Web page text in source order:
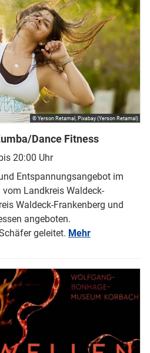
Dance Fitness
20:00 Uhr
Entspannungsangebot im
Landkreis Waldeck-
Waldeck-Frankenberg und
angeboten.
geleitet. Mehr
© Yerson Retamal, Pixabay (Yerson Retamal)